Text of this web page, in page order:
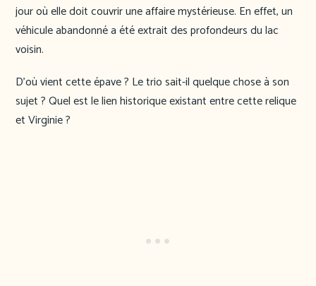
jour où elle doit couvrir une affaire mystérieuse. En effet, un
véhicule abandonné a été extrait des profondeurs du lac
voisin.
D’où vient cette épave ? Le trio sait-il quelque chose à son
sujet ? Quel est le lien historique existant entre cette relique
et Virginie ?